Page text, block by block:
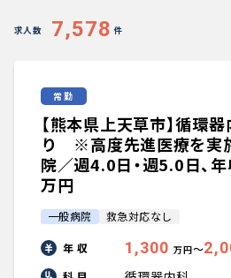
医師の求人・転職Q&A
知りたい・聞きたい
転職成功事例
医師の転職マニュアル
求人数 7,578 件
常勤
【熊本県上天草市】循
り ※高度先進医療を実
院／週4.0日・週5.0日、
万円
一般病院 救急対応なし
年 収 1,300 万円〜